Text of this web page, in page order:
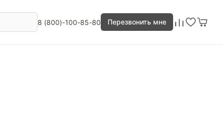
8 (800)-100-85-80 Перезвонить мне